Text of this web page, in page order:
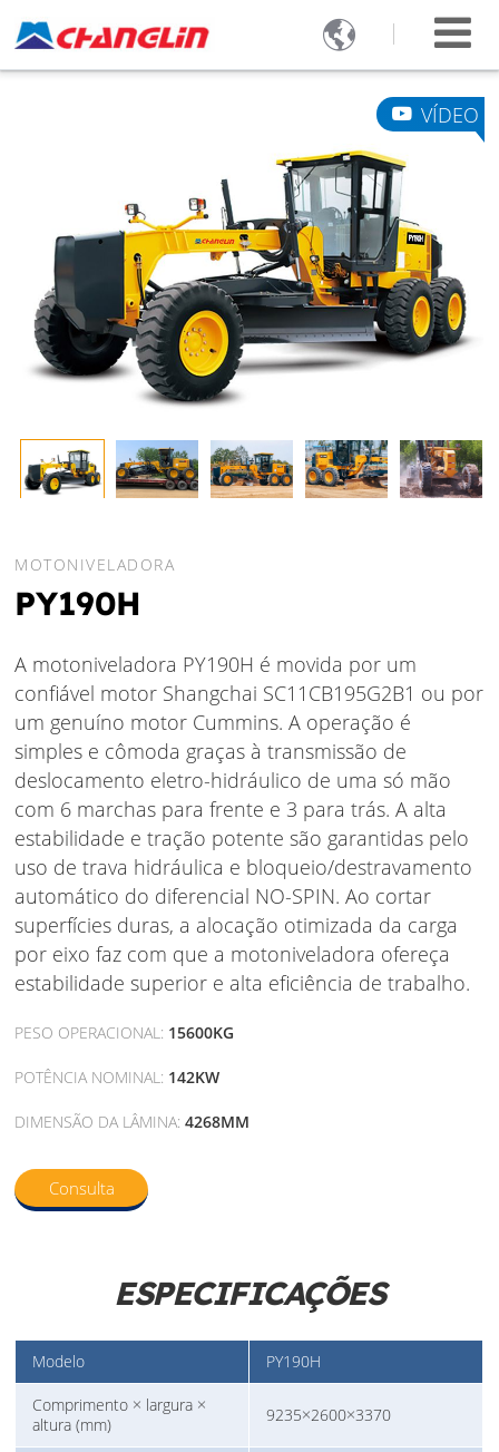

MOTONIVELADORA
PY190H
A motoniveladora PY190H é movida por um
confiável motor Shangchai SC11CB195G2B1 ou por
um genuíno motor Cummins. A operação é
simples e cômoda graças à transmissão de
deslocamento eletro-hidráulico de uma só mão
com 6 marchas para frente e 3 para trás. A alta
estabilidade e tração potente são garantidas pelo
uso de trava hidráulica e bloqueio/destravamento
automático do diferencial NO-SPIN. Ao cortar
superfícies duras, a alocação otimizada da carga
por eixo faz com que a motoniveladora ofereça
estabilidade superior e alta eficiência de trabalho.
PESO OPERACIONAL: 15600KG
POTÊNCIA NOMINAL: 142KW
DIMENSÃO DA LÂMINA:4268MM
Consulta
VÍDEO
ESPECIFICAÇÕES
Modelo PY190H
Comprimento × largura ×
altura (mm)
9235×2600×3370